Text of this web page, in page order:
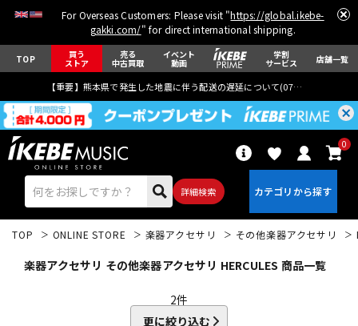
For Overseas Customers: Please visit "https://global.ikebe-
gakki.com/" for direct international shipping.
TOP 買う
ストア
売る
中古買取
イベント
動画
学割
サービス 店舗一覧
【重要】熊本県で発生した地震に伴う配送の遅延について(07月29日
詳細検索
0
TOP ONLINE STORE 楽器アクセサリ その他楽器アクセサリ
楽器アクセサリ その他楽器アクセサリ HERCULES 商品一覧
2件
更に絞り込む